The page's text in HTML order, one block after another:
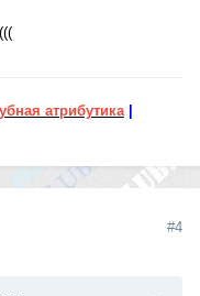
атрибутика|
#4